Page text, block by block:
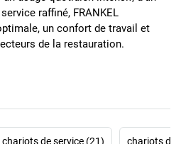
raffiné, FRANKEL
un confort de travail et
de la restauration.
chariots de service (21) chariots de